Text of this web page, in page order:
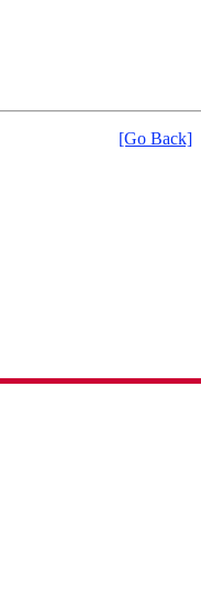
[Go Back]